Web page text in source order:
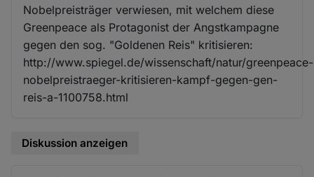
Nobelpreisträger verwiesen, mit welchem diese
Greenpeace als Protagonist der Angstkampagne
gegen den sog. "Goldenen Reis" kritisieren:
http://www.spiegel.de/wissenschaft/natur/greenpeace-
nobelpreistraeger-kritisieren-kampf-gegen-gen-
reis-a-1100758.html
Diskussion anzeigen